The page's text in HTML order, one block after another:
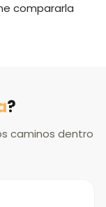
compararla
?
caminos dentro